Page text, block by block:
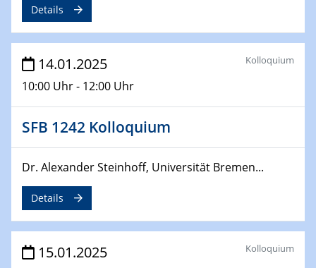
CENIDE-BGU Seminar
27.02.2025
WIN & CENIDE Seminar Series on 2D-
MATURE
27.02.2025
Sfb-trr247-all Seminar
Kooperationsseminar
Elektrolyse/Brennstoffzelle
21.03.2025
EU funding for early stage scientific, technological or
Details
14.01.2025
10:00 Uhr - 12:00 Uhr
Kolloquium
SFB 1242 Kolloquium
Dr. Alexander Steinhoff, Universität Bremen...
Details
15.01.2025 Kolloquium